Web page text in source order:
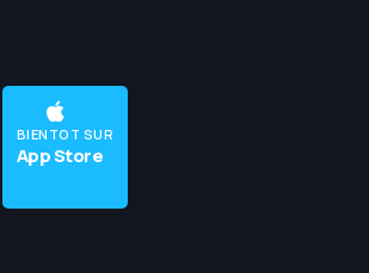
BIENTOT SUR
App Store